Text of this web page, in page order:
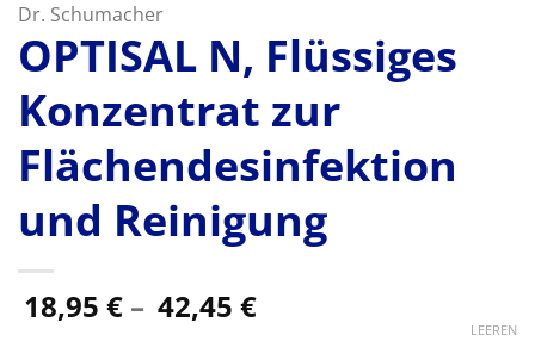
Dr. Schumacher
OPTISAL N, Flüssiges
Konzentrat zur
Flächendesinfektion
und Reinigung
18,95 € – 42,45 €Preisspanne:
LEEREN